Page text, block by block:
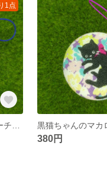
1点
380円